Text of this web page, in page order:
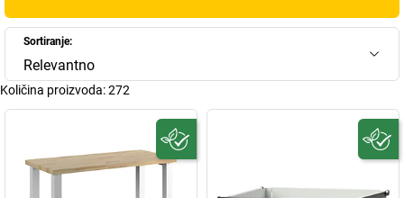
Sortiranje:
Relevantno
Količina proizvoda:272